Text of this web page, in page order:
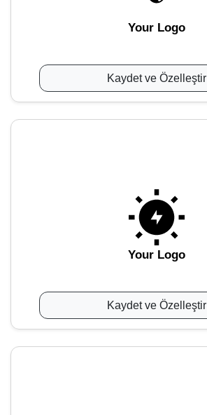
Your Logo
Kaydet ve Özelleştir
Your Logo
Kaydet ve Özelleştir